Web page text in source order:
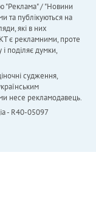
"Реклама" / "Новини
та публікуються на
які в них
є рекламними, проте
і поділяє думки,
судження,
несе рекламодавець.
- R40-05097